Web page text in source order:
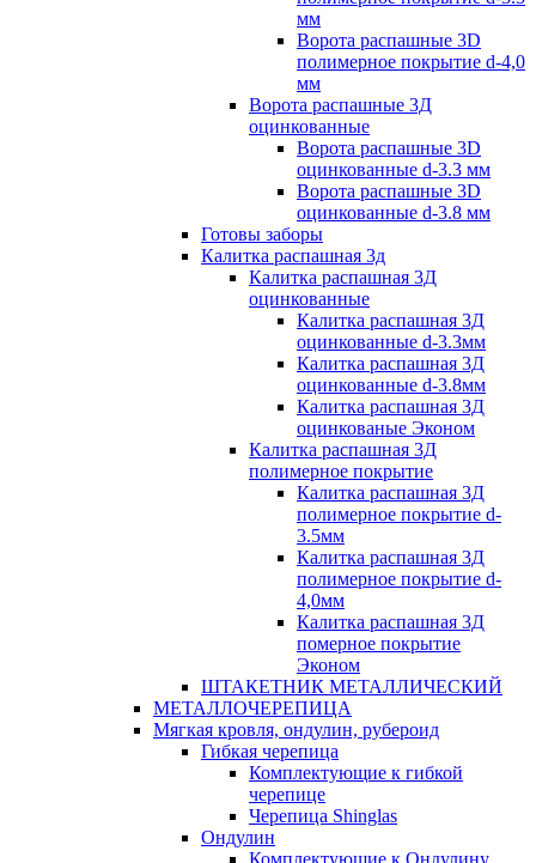
мм
Ворота распашные 3D
полимерное покрытие d-4,0
мм
Ворота распашные 3Д
оцинкованные
Ворота распашные 3D
оцинкованные d-3.3 мм
Ворота распашные 3D
оцинкованные d-3.8 мм
Готовы заборы
Калитка распашная 3д
Калитка распашная 3Д
оцинкованные
Калитка распашная 3Д
оцинкованные d-3.3мм
Калитка распашная 3Д
оцинкованные d-3.8мм
Калитка распашная 3Д
оцинкованые Эконом
Калитка распашная 3Д
полимерное покрытие
Калитка распашная 3Д
полимерное покрытие d-
3.5мм
Калитка распашная 3Д
полимерное покрытие d-
4,0мм
Калитка распашная 3Д
померное покрытие
Эконом
ШТАКЕТНИК МЕТАЛЛИЧЕСКИЙ
МЕТАЛЛОЧЕРЕПИЦА
Мягкая кровля, ондулин, рубероид
Гибкая черепица
Комплектующие к гибкой
черепице
Черепица Shinglas
Ондулин